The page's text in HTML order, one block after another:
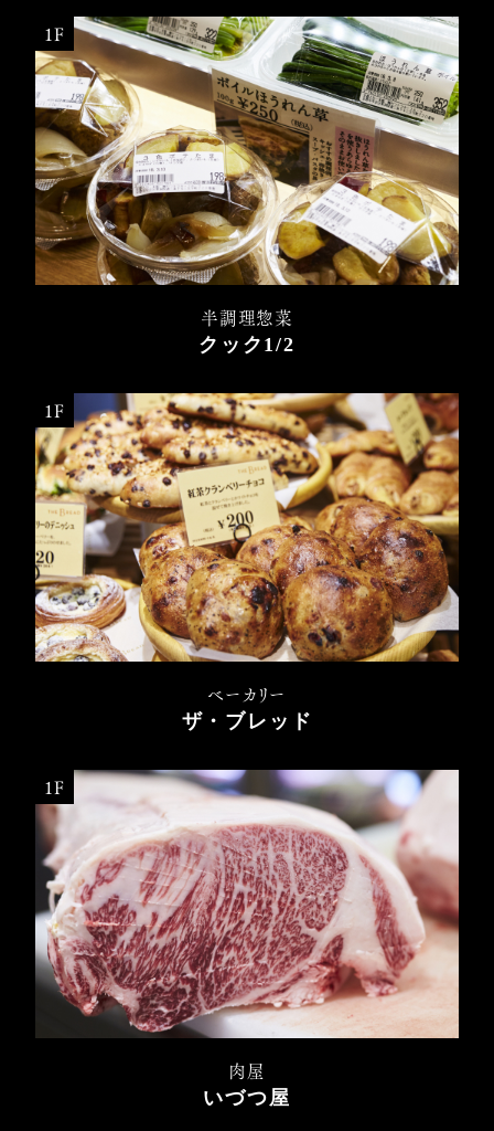
1F
半調理惣菜
クック1/2
1F
ベーカリー
ザ・ブレッド
1F
肉屋
いづつ屋